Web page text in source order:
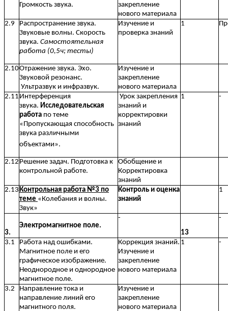
Громкость звука.
закрепление
нового материала
2.9
Распространение звука.
Звуковые волны. Скорость
звука. Самостоятельная
работа (0,5ч; тесты)
Изучение и
проверка знаний
1
2.10Отражение звука. Эхо.
Звуковой резонанс.
Ультразвук и инфразвук.
Изучение и
закрепление
нового материала
2.11 Интерференция
звука. Исследовательская
работа по теме
«Пропускающая способность
звука различными
объектами».
Урок закрепления
знаний и
корректировки
знаний
1 -
2.12 Решение задач. Подготовка к
контрольной работе.
Обобщение и
Корректировка
знаний
2.13 Контрольная работа №3 по
теме «Колебания и волны.
Звук»
Контроль и оценка
знаний
1
3.
Электромагнитное поле.
-
13
-
3.1
Работа над ошибками.
Магнитное поле и его
графическое изображение.
Неоднородное и однородное
магнитное поле.
Коррекция знаний.
Изучение и
закрепление
нового материала
1 -
3.2
Направление тока и
направление линий его
магнитного поля.
Изучение и
закрепление
нового материала